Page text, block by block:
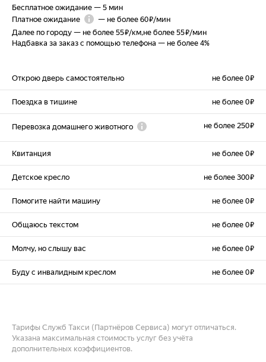
Бесплатное ожидание — 5 мин
Платное ожидание
— не более 60 ₽/мин
Далее по городу — не более 55 ₽/км,не более 55 ₽/мин
Надбавка за заказ с помощью телефона — не более 4%
Открою дверь самостоятельно не более 0 ₽
Поездка в тишине не более 0 ₽
Перевозка домашнего животного не более 250 ₽
Квитанция не более 0 ₽
Детское кресло не более 300 ₽
Помогите найти машину не более 0 ₽
Общаюсь текстом не более 0 ₽
Молчу, но слышу вас не более 0 ₽
Буду с инвалидным креслом не более 0 ₽
Тарифы Служб Такси (Партнёров Сервиса) могут отличаться.
Указана максимальная стоимость услуг без учёта
дополнительных коэффициентов.